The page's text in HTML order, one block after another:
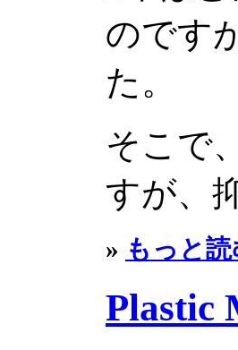
のです
た。
そこで
すが、
» もっと
Plastic